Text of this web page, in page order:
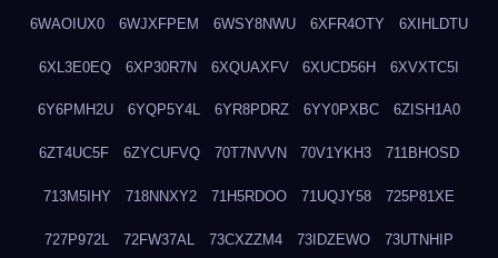
6WAOIUX0 6WJXFPEM 6WSY8NWU 6XFR4OTY 6XIHLDTU
6XL3E0EQ 6XP30R7N 6XQUAXFV 6XUCD56H 6XVXTC5I
6Y6PMH2U 6YQP5Y4L 6YR8PDRZ 6YY0PXBC 6ZISH1A0
6ZT4UC5F 6ZYCUFVQ 70T7NVVN 70V1YKH3 711BHOSD
713M5IHY 718NNXY2 71H5RDOO 71UQJY58 725P81XE
727P972L 72FW37AL 73CXZZM4 73IDZEWO 73UTNHIP